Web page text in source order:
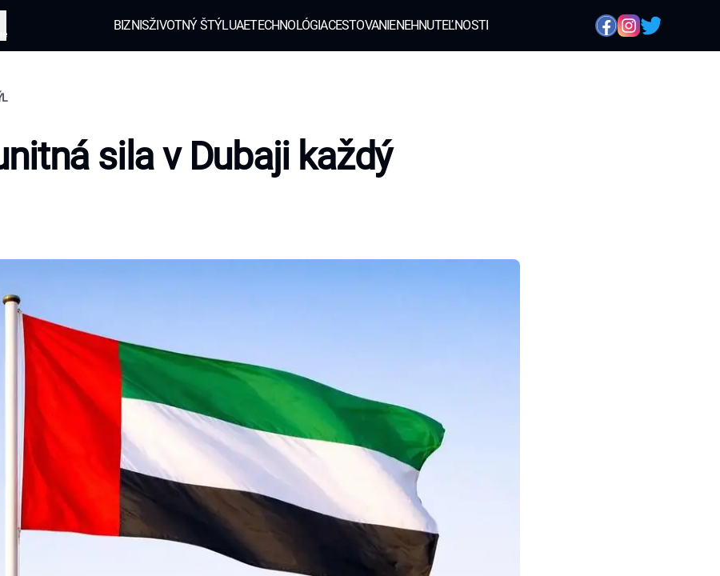
BIZNISŽIVOTNÝ ŠTÝLUAETECHNOLÓGIACESTOVANIENEHNUTEĽNOSTI
sila v Dubaji každý